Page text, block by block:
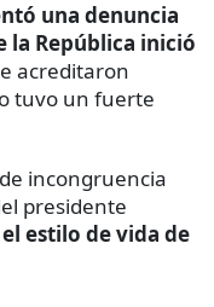
una denuncia
la República inició
acreditaron
tuvo un fuerte
incongruencia
presidente
el estilo de vida de